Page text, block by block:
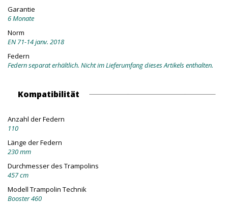
Garantie
6 Monate
Norm
EN 71-14 janv. 2018
Federn
Federn separat erhältlich. Nicht im Lieferumfang dieses Artikels enthalten.
Kompatibilität
Anzahl der Federn
110
Länge der Federn
230 mm
Durchmesser des Trampolins
457 cm
Modell Trampolin Technik
Booster 460